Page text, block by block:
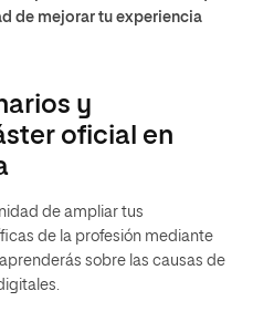
de mejorar tu experiencia
y
oficial en
de ampliar tus
de la profesión mediante
sobre las causas de